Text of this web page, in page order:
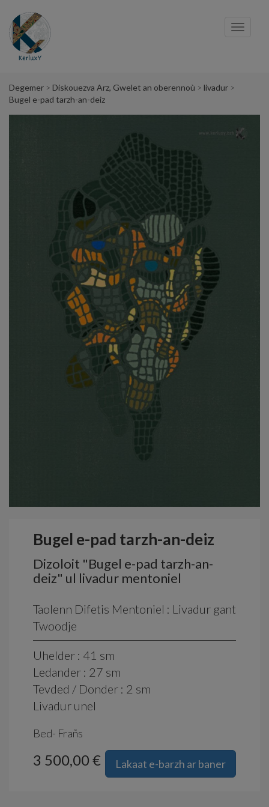
Degemer Diskouezva Arz, Gwelet an oberennoù
livadur
Bugel e-pad tarzh-an-deiz
Bugel e-pad tarzh-an-deiz
Dizoloit "Bugel e-pad tarzh-an-
deiz" ul livadur mentoniel
Taolenn Difetis Mentoniel : Livadur gant
Twoodje
Uhelder : 41 sm
Ledander : 27 sm
Tevded / Donder : 2 sm
Livadur unel
Bed- Frañs
Lakaat e-barzh ar baner
3 500,00 €